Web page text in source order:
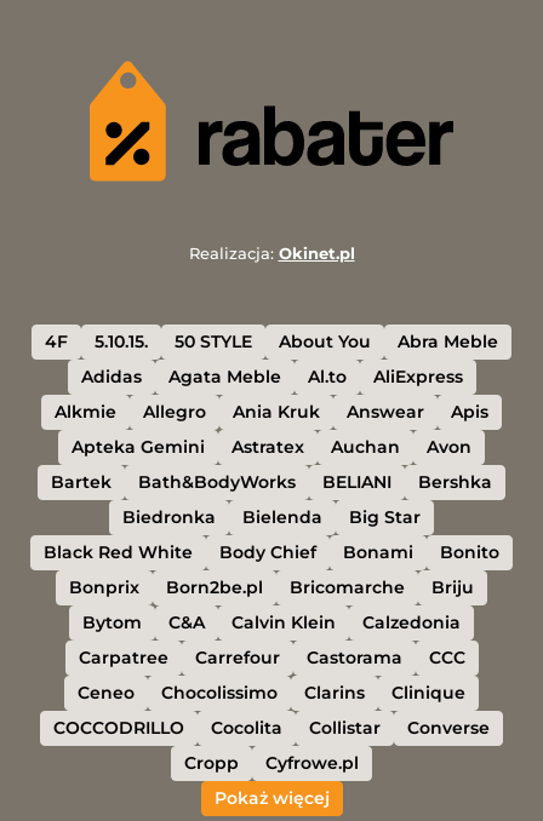
Realizacja: Okinet.pl
4F 5.10.15. 50 STYLE About You
Abra Meble
Adidas
Agata Meble Al.to
AliExpress
Alkmie
Allegro Ania Kruk Answear
Apis
Apteka Gemini
Astratex Auchan
Avon
Bartek
Bath&BodyWorks BELIANI
Bershka
Biedronka
Bielenda
Big Star
Black Red White
Body Chief Bonami
Bonito
Bonprix
Born2be.pl Bricomarche
Briju
Bytom
C&A Calvin Klein
Calzedonia
Carpatree
Carrefour Castorama
CCC
Ceneo
Chocolissimo Clarins
Clinique
COCCODRILLO
Cocolita Collistar
Converse
Cropp
Cyfrowe.pl
Pokaż więcej